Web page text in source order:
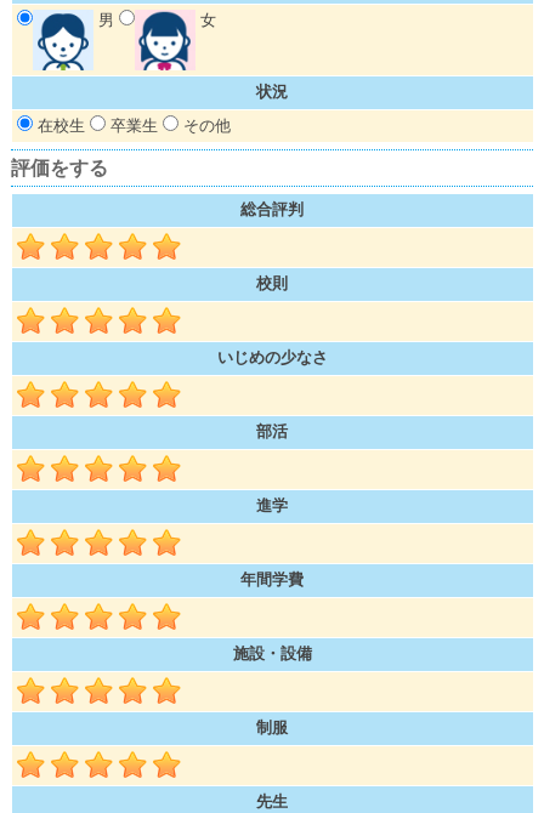
男
女
状況
在校生
卒業生 その他
評価をする
総合評判
校則
いじめの少なさ
部活
進学
年間学費
施設・設備
制服
先生